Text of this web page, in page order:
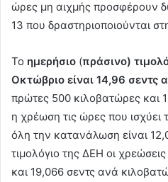
ώρες μη αιχμής προσφέρουν
13 που δραστηριοποιούνται
Το ημερήσιο (πράσινο)
Οκτώβριο είναι 14,96 σεντς
πρώτες 500 κιλοβατώρες και
η χρέωση τις ώρες που ισχύει
όλη την κατανάλωση είναι
τιμολόγιο της ΔΕΗ οι
και 19,066 σεντς ανά